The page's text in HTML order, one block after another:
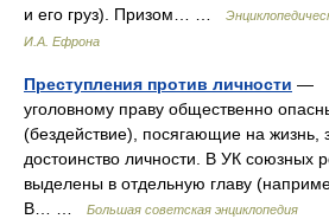
и его груз). Призом… …
И.А. Ефрона
Преступления против личности —
уголовному праву общественно
(бездействие), посягающие на жизнь,
достоинство личности. В УК союзных
выделены в отдельную главу
В… …
Большая советская энциклопедия